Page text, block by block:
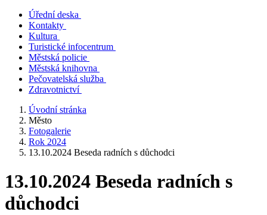
Úřední deska
Kontakty
Kultura
Turistické infocentrum
Městská policie
Městská knihovna
Pečovatelská služba
Zdravotnictví
Úvodní stránka
Město
Fotogalerie
Rok 2024
13.10.2024 Beseda radních s důchodci
13.10.2024 Beseda radních s
důchodci